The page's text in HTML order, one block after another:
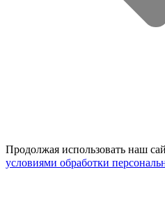
Продолжая использовать наш
условиями обработки